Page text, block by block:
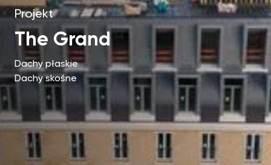
Projekt
The Grand
Dachy płaskie
Dachy skośne